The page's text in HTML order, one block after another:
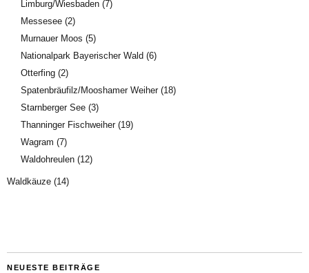
Limburg/Wiesbaden (7)
Messesee (2)
Murnauer Moos (5)
Nationalpark Bayerischer Wald (6)
Otterfing (2)
Spatenbräufilz/Mooshamer Weiher(18)
Starnberger See (3)
Thanninger Fischweiher(19)
Wagram (7)
Waldohreulen (12)
Waldkäuze (14)
NEUESTE BEITRÄGE